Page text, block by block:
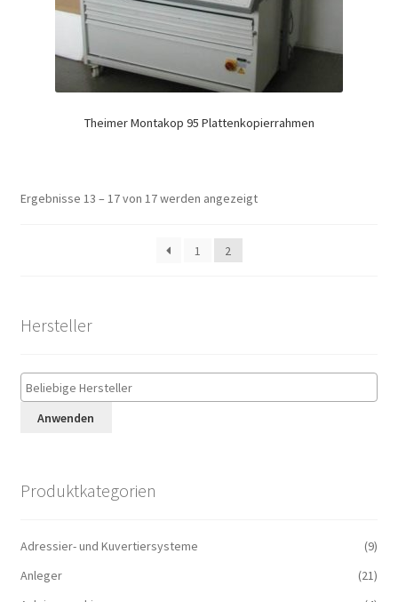
Theimer Montakop 95 Plattenkopierrahmen
Ergebnisse 13 – 17 von 17 werden angezeigt
1 2
Hersteller
Anwenden
Produktkategorien
Adressier- und Kuvertiersysteme
(9)
Anleger
(21)